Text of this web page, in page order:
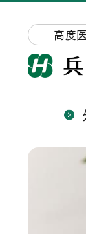
高度